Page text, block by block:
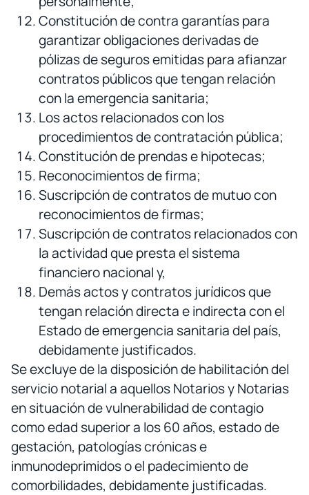
Constitución de contra garantías para
garantizar obligaciones derivadas de
pólizas de seguros emitidas para afianzar
contratos públicos que tengan relación
con la emergencia sanitaria;
Los actos relacionados con los
procedimientos de contratación pública;
Constitución de prendas e hipotecas;
Reconocimientos de firma;
Suscripción de contratos de mutuo con
reconocimientos de firmas;
Suscripción de contratos relacionados con
la actividad que presta el sistema
financiero nacional y,
Demás actos y contratos jurídicos que
tengan relación directa e indirecta con el
Estado de emergencia sanitaria del país,
debidamente justificados.
Se excluye de la disposición de habilitación del
servicio notarial a aquellos Notarios y Notarias
en situación de vulnerabilidad de contagio
como edad superior a los 60 años, estado de
gestación, patologías crónicas e
inmunodeprimidos o el padecimiento de
comorbilidades, debidamente justificadas.